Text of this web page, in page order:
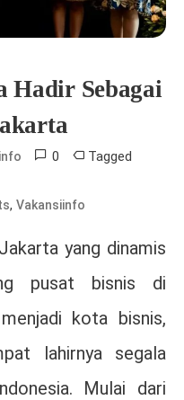
Hadir Sebagai
0 Tagged
, Vakansiinfo
yang dinamis
pusat bisnis di
kota bisnis,
lahirnya segala
Mulai dari